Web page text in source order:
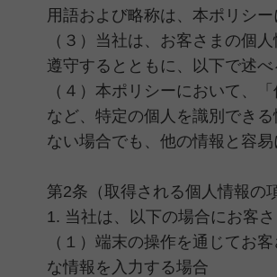
用語および略称は、本ポリシ
（３）当社は、お客さまの個
遵守するとともに、以下で述
（４）本ポリシーにおいて、
など、特定の個人を識別でき
ない場合でも、他の情報と容
第2条（取得される個人情報の
1. 当社は、以下の場合にお客
（１）端末の操作を通じてお
な情報を入力する場合